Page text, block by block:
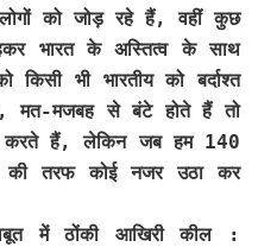
को जोड़ रहे हैं, वहीं कुछ
भारत के अस्तित्व के साथ
भी भारतीय को बर्दाश्त
मत-मजबह से बंटे होते हैं तो
करते हैं, लेकिन जब हम 140
की तरफ कोई नजर उठा कर
में ठोंकी आखिरी कील :